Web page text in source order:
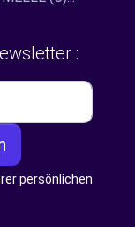
:
persönlichen